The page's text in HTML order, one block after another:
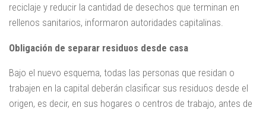
reciclaje y reducir la cantidad de desechos que terminan en
rellenos sanitarios, informaron autoridades capitalinas.
Obligación de separar residuos desde casa
Bajo el nuevo esquema, todas las personas que residan o
trabajen en la capital deberán clasificar sus residuos desde el
origen, es decir, en sus hogares o centros de trabajo, antes de